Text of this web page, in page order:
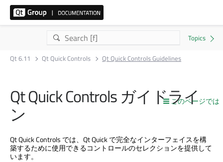
Qt 6.11 Qt Quick Controls Qt Quick Controls Guidelines
このページでは
Qt Quick Controlsガイドライ
ン
Qt Quick Controls では、 Qt Quickで完全なインターフェイスを構
築するために使用できるコントロールのセレクションを提供して
います。